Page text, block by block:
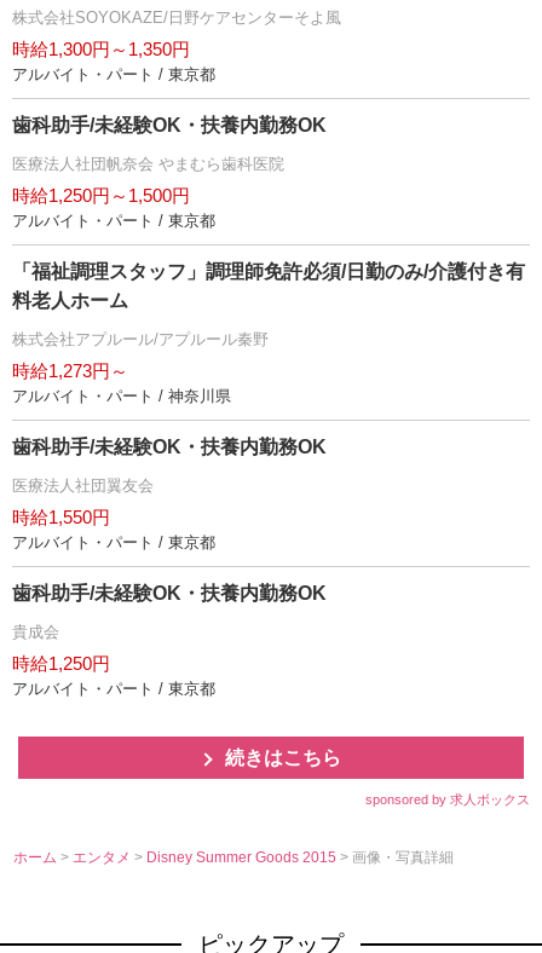
株式会社SOYOKAZE/日野ケアセンターそよ風
時給1,300円～1,350円
アルバイト・パート / 東京都
歯科助手/未経験OK・扶養内勤務OK
医療法人社団帆奈会 やまむら歯科医院
時給1,250円～1,500円
アルバイト・パート / 東京都
「福祉調理スタッフ」調理師免許必須/日勤のみ/介護付き有
料老人ホーム
株式会社アプルール/アプルール秦野
時給1,273円～
アルバイト・パート / 神奈川県
歯科助手/未経験OK・扶養内勤務OK
医療法人社団翼友会
時給1,550円
アルバイト・パート / 東京都
歯科助手/未経験OK・扶養内勤務OK
貴成会
時給1,250円
アルバイト・パート / 東京都
続きはこちら
sponsored by 求人ボックス
ホーム > エンタメ> Disney Summer Goods 2015> 画像・写真詳細
ピックアップ